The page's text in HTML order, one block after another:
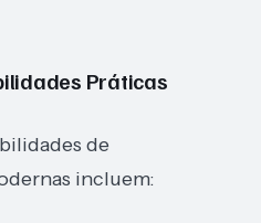
Práticas
de
incluem: